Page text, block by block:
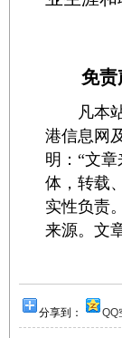
免责
凡本站
港信息网
明：“文
体，转载
实性负责
来源。文
分享到： QQ